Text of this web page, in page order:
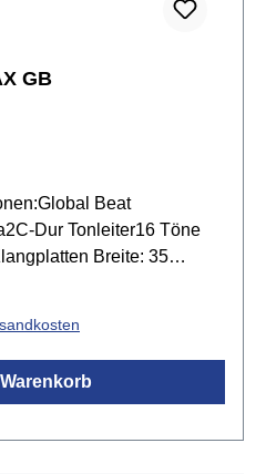
SperrholzFSC zertifiziertes
ZubehörfachGeringes
GB
Beat
Dur Tonleiter16 Töne
Breite: 35
Spezialschlägel &
fis1, bb1, fis2, bb2